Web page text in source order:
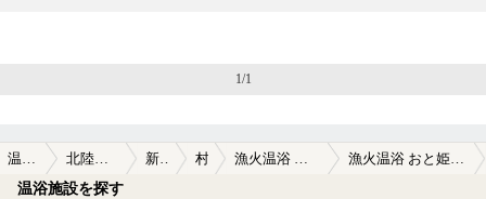
1/1
温泉TOP 北陸・甲信越 新潟県 村上 漁火温浴 おと姫の湯 漁火温浴 おと姫の湯の口コミ一覧
温浴施設を探す